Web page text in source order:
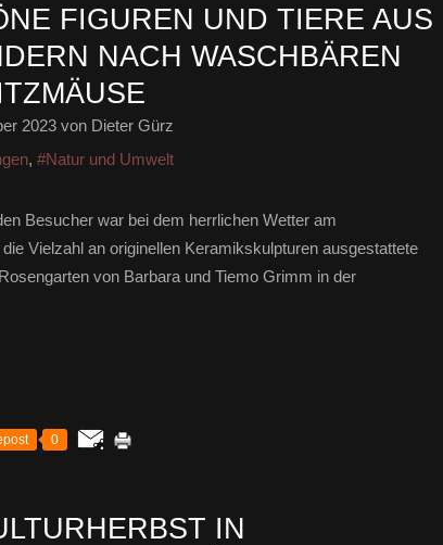
FIGUREN UND TIERE AUS
NACH WASCHBÄREN
2023 von Dieter Gürz
, #Natur und Umwelt
Besucher war bei dem herrlichen Wetter am
Vielzahl an originellen Keramikskulpturen ausgestattete
von Barbara und Tiemo Grimm in der
0
IN